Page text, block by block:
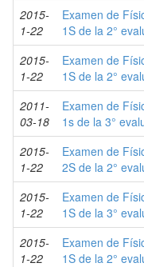
2015-
1-22
Examen de
1S de la 2°
2015-
1-22
Examen de
1S de la 2°
2011-
03-18
Examen de
1s de la 3°
2015-
1-22
Examen de
2S de la 2°
2015-
1-22
Examen de
1S de la 3°
2015-
1-22
Examen de
1S de la 2°